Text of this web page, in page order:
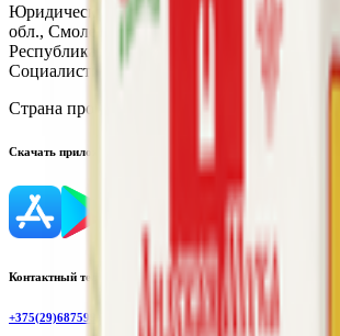
Юридический адрес:
222201, Республика
обл., Смолевичский р-н, д. Черница, д. 3А;
Республика Беларусь, Минская область, г.
Социалистическая, 32-3
Страна производства:
Республика Беларусь
Скачать приложение
Контактный телефон
+375(29)6875999